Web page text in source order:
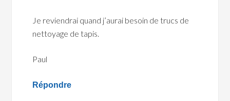
Je reviendrai quand j’aurai besoin de trucs de
nettoyage de tapis.
Paul
Répondre